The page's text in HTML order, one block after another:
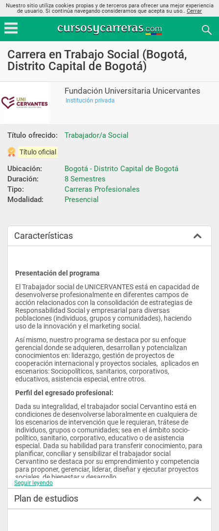
Nuestro sitio utiliza cookies propias y de terceros para ofrecer una mejor experiencia
de usuario. Si continúa navegando consideramos que acepta su uso.. Cerrar
Carrera en Trabajo Social (Bogotá,
Distrito Capital de Bogotá)
Fundación Universitaria Unicervantes
Institución privada
Título ofrecido: Trabajador/a Social
Título oficial
Ubicación:
Bogotá - Distrito Capital de Bogotá
Duración:
8 Semestres
Tipo:
Carreras Profesionales
Modalidad:
Presencial
Características
Presentación del programa
El Trabajador social de UNICERVANTES está en capacidad de
desenvolverse profesionalmente en diferentes campos de
acción relacionados con la consolidación de estrategias de
Responsabilidad Social y empresarial para diversas
poblaciones (individuos, grupos y comunidades), haciendo
uso de la innovación y el marketing social.
Así mismo, nuestro programa se destaca por su enfoque
gerencial donde se adquieren, desarrollan y potencializan
conocimientos en: liderazgo, gestión de proyectos de
cooperación internacional y proyectos sociales,  aplicados en
escenarios: Sociopolíticos, sanitarios, corporativos,
educativos, asistencia especial, entre otros.
Perfil del egresado profesional:
Dada su integralidad, el trabajador social Cervantino está en
condiciones de desenvolverse laboralmente en cualquiera de
los escenarios de intervención que le requieran, trátese de
individuos, grupos o comunidades; sea en el ámbito socio-
político, sanitario, corporativo, educativo o de asistencia
especial. Dada su habilidad para transferir conocimiento, para
planificar, conciliar y sensibilizar el trabajador social
Cervantino se destaca por su emprendimiento y competencia
para proponer, gerenciar, liderar, diseñar y ejecutar proyectos
sociales, de bienestar y desarrollo.
Áreas profesionales
Seguir leyendo
Plan de estudios